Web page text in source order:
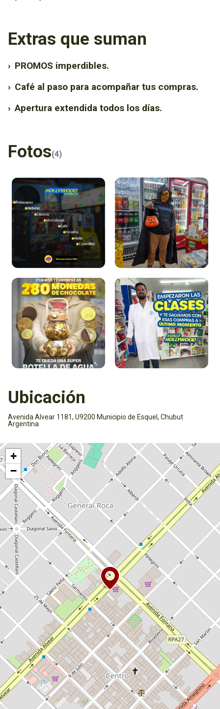
Extras que suman
› PROMOS imperdibles.
› Café al paso para acompañar tus compras.
› Apertura extendida todos los días.
Fotos(4)
Ubicación
Avenida Alvear 1181, U9200 Municipio de Esquel, Chubut
Argentina
+
−
Activar mapa